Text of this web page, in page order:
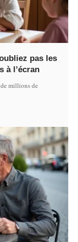
pas les
à l’écran
millions de